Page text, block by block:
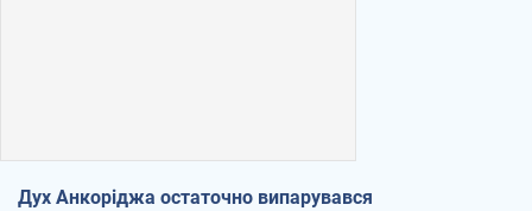
Дух Анкоріджа остаточно випарувався